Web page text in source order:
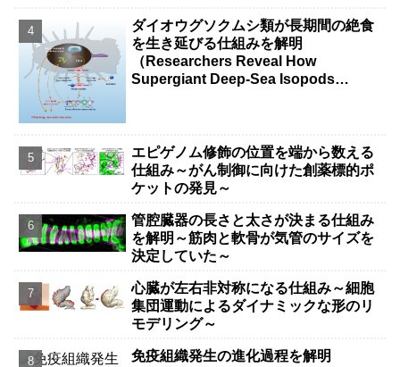
ダイオウグソクムシ類が長期間の絶食
を生き延びる仕組みを解明
（Researchers Reveal How
Supergiant Deep-Sea Isopods
エピゲノム修飾の位置を端から数える
仕組み～がん制御に向けた創薬標的ポ
ケットの発見～
管腔臓器の長さと太さが決まる仕組み
を解明～筋肉と軟骨が気管のサイズを
決定していた～
心臓が左右非対称になる仕組み～細胞
集団運動によるダイナミックな形のリ
モデリング～
免疫組織発生の進化過程を解明